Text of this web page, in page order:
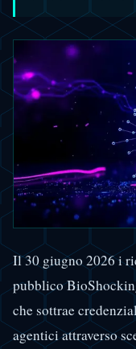
Il 30 giugno 2026 i
pubblico
che sottrae
agentici attraverso